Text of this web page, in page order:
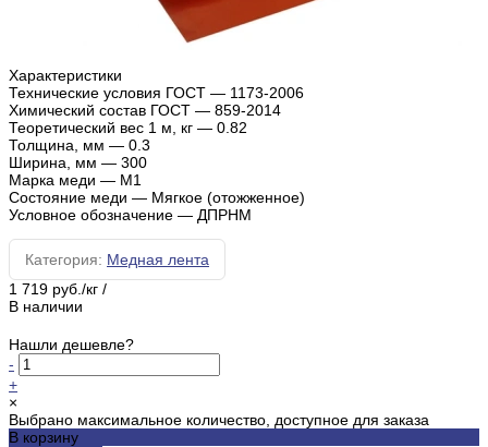
Характеристики
Технические условия ГОСТ — 1173-2006
Химический состав ГОСТ — 859-2014
Теоретический вес 1 м, кг — 0.82
Толщина, мм — 0.3
Ширина, мм — 300
Марка меди — М1
Состояние меди — Мягкое (отожженное)
Условное обозначение — ДПРНМ
Категория: Медная лента
1 719 руб./кг /
В наличии
Нашли дешевле?
-
+
×
Выбрано максимальное количество, доступное для заказа
В корзину